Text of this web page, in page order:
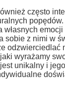
często
własnych
sobie z nimi w
odzwierciedlać
wyrażamy
unikalny i